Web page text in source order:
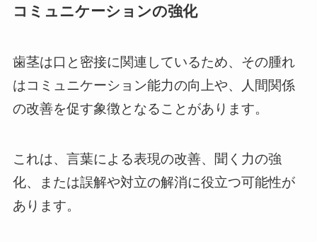
コミュニケーションの強化
歯茎は口と密接に関連しているため、その腫れ
はコミュニケーション能力の向上や、人間関係
の改善を促す象徴となることがあります。
これは、言葉による表現の改善、聞く力の強
化、または誤解や対立の解消に役立つ可能性が
あります。